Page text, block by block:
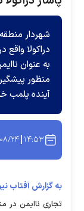
دراکولا
به عنوان
آینده پلمب
۱۴:۵۳
به گزارش آفتاب